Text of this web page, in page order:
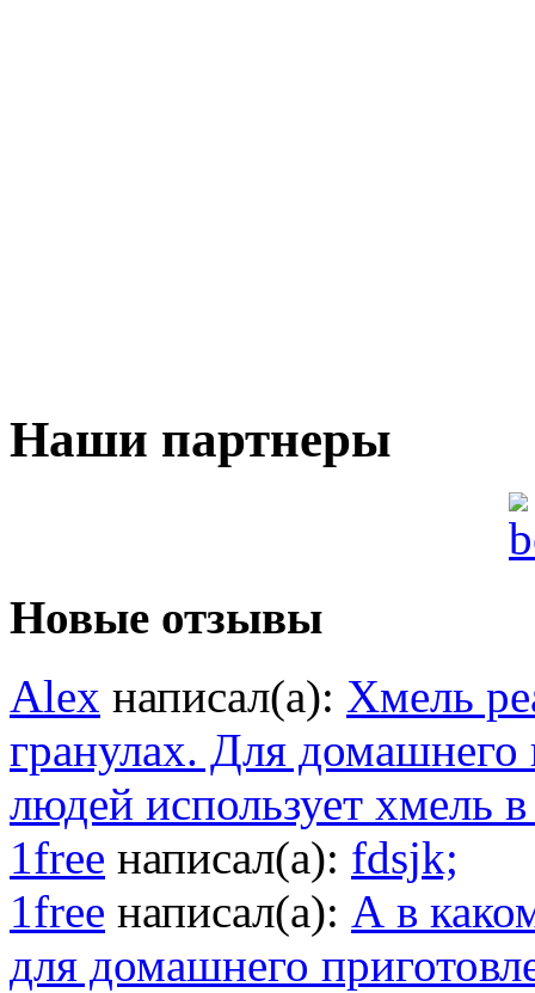
Наши партнеры
Новые отзывы
Alex написал(а): Хмель
гранулах. Для
людей использует хмель
1free написал(а): fdsjk;
1free написал(а): А в
для домашнего